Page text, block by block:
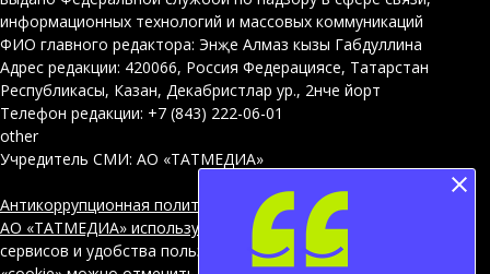
информационных технологий и массовых коммуникаций
ФИО главного редактора: Энҗе Алмаз кызы Габдуллина
Адрес редакции: 420066, Россия Федерациясе, Татарстан
Республикасы, Казан, Декабристлар ур., 2нче йорт
Телефон редакции: +7 (843) 222-06-01
other
Учредитель СМИ: АО «ТАТМЕДИА»
Антикоррупционная политика
АО «ТАТМЕДИА» использует «cookie»для персонализации
сервисов и удобства пользователей сайтом. Использование